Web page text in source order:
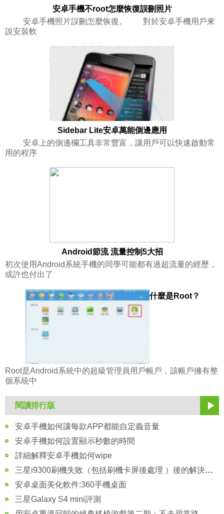
安卓手機不root怎麼恢復誤刪照片
安卓手機照片誤刪怎麼恢復。 對於安卓手機用戶來
說安裝軟
Sidebar Lite安卓萬能側邊應用
安卓上的側邊欄工具非常豐富，讓用戶可以快速啟動常
用的程序
Android節流 流量控制5大招
初次使用Android系統手機的同學可能都有過超流量的經歷，
或許也付出了
什麼是Root？
Root是Android系統中的超級管理員用戶帳戶，該帳戶擁有整
個系統中
閱讀排行版
安卓手機如何讓每款APP都能自定義音量
安卓手機如何設置顯示秒數的時間
詳細解釋安卓手機如何wipe
三星i9300刷機失敗（包括刷機卡屏後處理 ）後的解決方法
安卓桌面美化軟件:360手機桌面
三星Galaxy S4 mini評測